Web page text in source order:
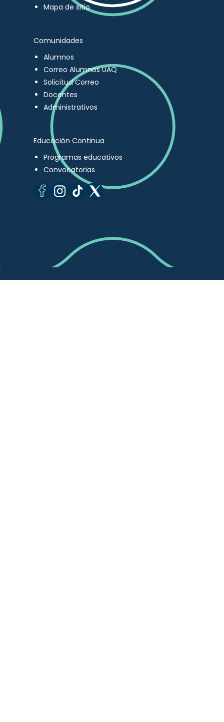
Mapa de sitio
Comunidades
Alumnos
Correo Alumnos UAQ
Solicitud Correo
Docentes
Administrativos
Educación Continua
Programas educativos
Convocatorias